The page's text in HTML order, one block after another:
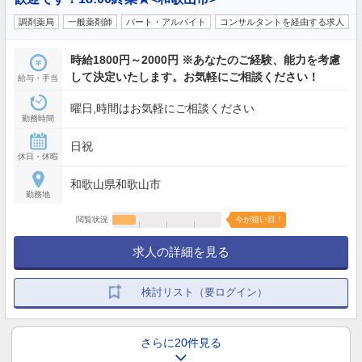
調剤薬局 一般薬剤師 パート・アルバイト コンサルタントを経由する求人
給与・手当
時給1800円～2000円 ※あなたのご経験、能力を考慮
して決定いたします。お気軽にご相談ください！
勤務時間
曜日,時間はお気軽にご相談ください
休日・休暇
日祝
勤務地
和歌山県和歌山市
閲覧状況 今が狙い目！
求人の詳細を見る
検討リスト（要ログイン）
さらに20件見る